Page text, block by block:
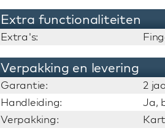
Extra functionaliteiten
Extra's:
Verpakking en levering
Garantie:
2
Handleiding:
Ja,
Verpakking: